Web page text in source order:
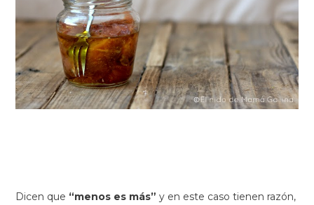
Dicen que “menos es más” y en este caso tienen razón,